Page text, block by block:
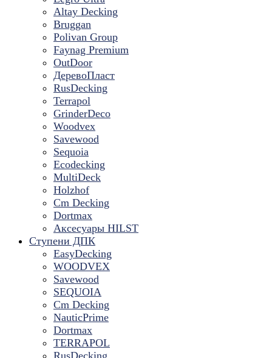
Altay Decking
Bruggan
Polivan Group
Faynag Premium
OutDoor
ДеревоПласт
RusDecking
Terrapol
GrinderDeco
Woodvex
Savewood
Sequoia
Ecodecking
MultiDeck
Holzhof
Cm Decking
Dortmax
Аксесуары HILST
Ступени ДПК
EasyDecking
WOODVEX
Savewood
SEQUOIA
Cm Decking
NauticPrime
Dortmax
TERRAPOL
RusDecking